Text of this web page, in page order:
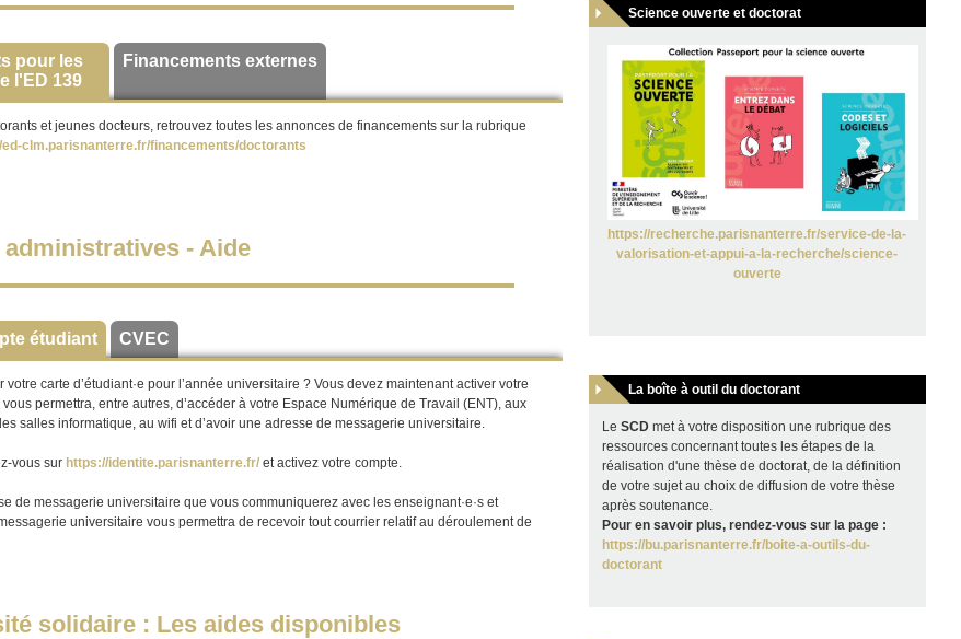
pour les
l'ED 139
Financements externes
et jeunes docteurs, retrouvez toutes les annonces de financements sur la rubrique
ed-clm.parisnanterre.fr/financements/doctorants
- Aide
étudiant CVEC
votre carte d’étudiant·e pour l’année universitaire ? Vous devez maintenant activer votre
permettra, entre autres, d’accéder à votre Espace Numérique de Travail (ENT), aux
salles informatique, au wifi et d’avoir une adresse de messagerie universitaire.
vous sur https://identite.parisnanterre.fr/ et activez votre compte.
de messagerie universitaire que vous communiquerez avec les enseignant·e·s et
universitaire vous permettra de recevoir tout courrier relatif au déroulement de
solidaire : Les aides disponibles
Science ouverte et doctorat
https://recherche.parisnanterre.fr/service-de-la-
valorisation-et-appui-a-la-recherche/science-
ouverte
La boîte à outil du doctorant
Le SCD met à votre disposition une rubrique des
ressources concernant toutes les étapes de la
réalisation d'une thèse de doctorat, de la définition
de votre sujet au choix de diffusion de votre thèse
après soutenance.
Pour en savoir plus, rendez-vous sur la page :
https://bu.parisnanterre.fr/boite-a-outils-du-
doctorant